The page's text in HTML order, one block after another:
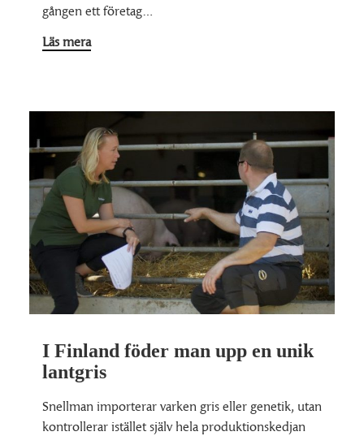
gången ett företag…
Läs mera
I Finland föder man upp en unik
lantgris
Snellman importerar varken gris eller genetik, utan
kontrollerar istället själv hela produktionskedjan